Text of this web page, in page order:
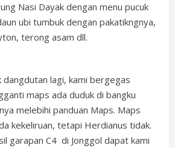
Nasi Dayak dengan menu pucuk
ubi tumbuk dengan pakatikngnya,
terong asam dll.
lagi, kami bergegas
maps ada duduk di bangku
melebihi panduan Maps. Maps
kekeliruan, tetapi Herdianus tidak.
garapan C4 di Jonggol dapat kami